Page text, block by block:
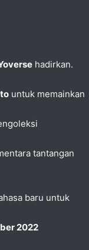
hadirkan.
untuk memainkan
tantangan
baru untuk
2022